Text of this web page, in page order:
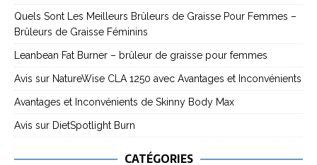
Quels Sont Les Meilleurs Brûleurs de Graisse Pour Femmes –
Brûleurs de Graisse Féminins
Leanbean Fat Burner – brûleur de graisse pour femmes
Avis sur NatureWise CLA 1250 avec Avantages et Inconvénients
Avantages et Inconvénients de Skinny Body Max
Avis sur DietSpotlight Burn
CATÉGORIES